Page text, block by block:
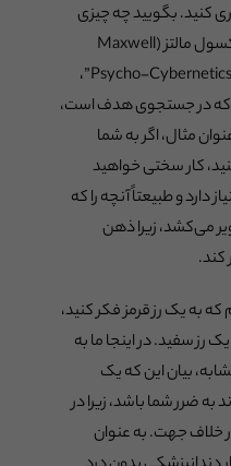
کنید. بگویید چه چیزی
است، نه آنچه که نیست. دکتر ماکسول مالتز (Maxwell
Maltz) نویسنده کتاب پرفروش “Psycho-Cybernetics”،
در جستجوی هدف است،
مثال، اگر به شما
کار سختی خواهید
و طبیعتاً آنچه را که
می‌کشد، زیرا ذهن
کند.
که به یک رز قرمز فکر کنید،
رز سفید. در اینجا ما به
بیان این که یک
ضرر شما باشد، زیرا در
خلاف جهت. به عنوان